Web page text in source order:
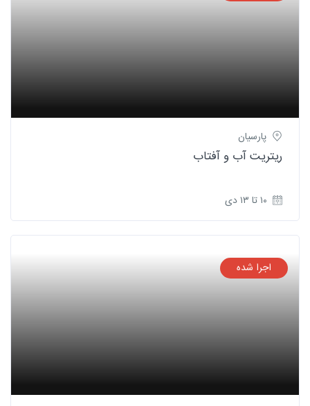
پارسیان
ریتریت آب و آفتاب
۱۰ تا ۱۳ دی
اجرا شده